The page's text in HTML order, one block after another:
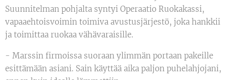
Suunnitelman pohjalta syntyi Operaatio Ruokakassi,
vapaaehtoisvoimin toimiva avustusjärjestö, joka hankkii
ja toimittaa ruokaa vähävaraisille.
- Marssin firmoissa suoraan ylimmän portaan pakeille
esittämään asiani. Sain käyttää aika paljon puhelahjojani,